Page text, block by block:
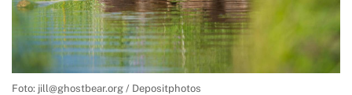
Foto: jill@ghostbear.org / Depositphotos